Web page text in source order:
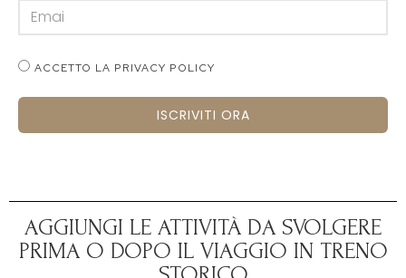
ACCETTO LA PRIVACY POLICY
ISCRIVITI ORA
AGGIUNGI LE ATTIVITÀ DA SVOLGERE
PRIMA O DOPO IL VIAGGIO IN TRENO